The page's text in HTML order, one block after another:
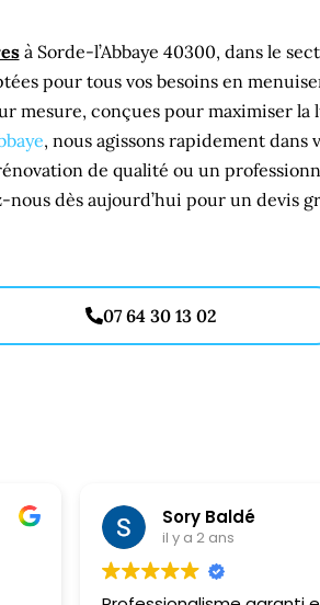
à Sorde-l’Abbaye 40300, dans le
pour tous vos besoins en
mesure, conçues pour maximiser
, nous agissons rapidement dans
de qualité ou un
dès aujourd’hui pour un devis
07 64 30 13 02
Sory Baldé
il y a 2 ans